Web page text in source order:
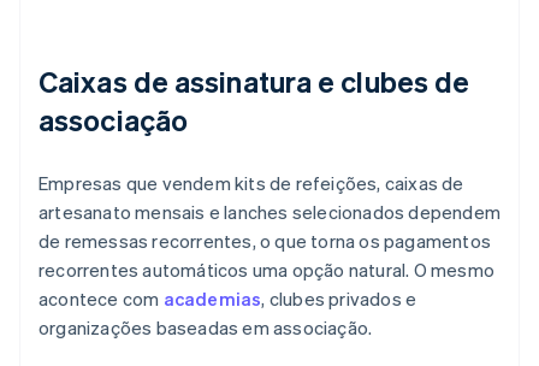
Caixas de assinatura e clubes de
associação
Empresas que vendem kits de refeições, caixas de
artesanato mensais e lanches selecionados dependem
de remessas recorrentes, o que torna os pagamentos
recorrentes automáticos uma opção natural. O mesmo
acontece com academias, clubes privados e
organizações baseadas em associação.